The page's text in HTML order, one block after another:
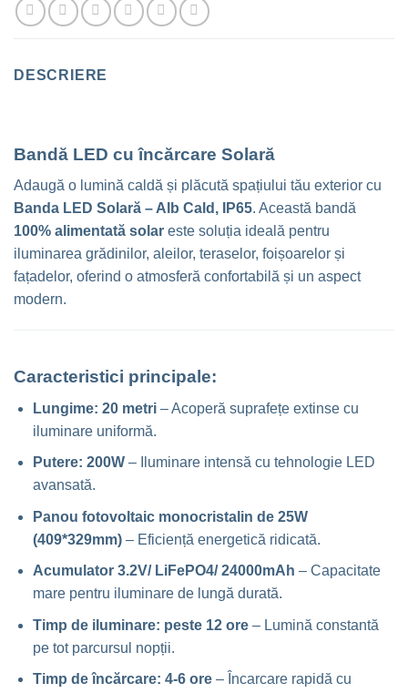
DESCRIERE
Bandă LED cu încărcare Solară
Adaugă o lumină caldă și plăcută spațiului tău exterior cu
Banda LED Solară – Alb Cald, IP65. Această bandă
100% alimentată solar este soluția ideală pentru
iluminarea grădinilor, aleilor, teraselor, foișoarelor și
fațadelor, oferind o atmosferă confortabilă și un aspect
modern.
Caracteristici principale:
Lungime: 20 metri– Acoperă suprafețe extinse cu
iluminare uniformă.
Putere: 200W– Iluminare intensă cu tehnologie LED
avansată.
Panou fotovoltaic monocristalin de 25W
(409*329mm)– Eficiență energetică ridicată.
Acumulator 3.2V/ LiFePO4/ 24000mAh – Capacitate
mare pentru iluminare de lungă durată.
Timp de iluminare: peste 12 ore– Lumină constantă
pe tot parcursul nopții.
Timp de încărcare: 4-6 ore– Încarcare rapidă cu